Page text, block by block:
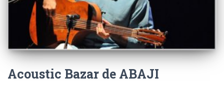
Acoustic Bazar de ABAJI